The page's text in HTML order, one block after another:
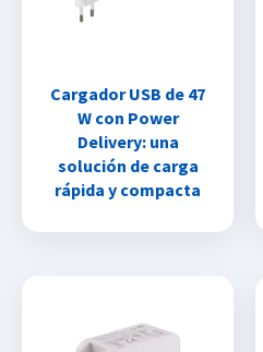
Cargador USB de 47
W con Power
Delivery: una
solución de carga
rápida y compacta